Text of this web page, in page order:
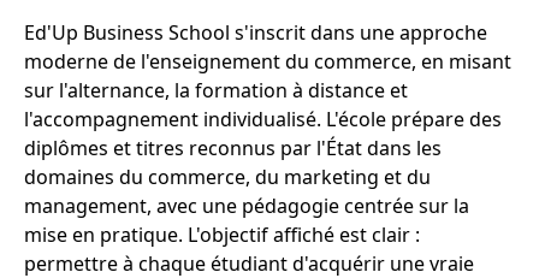
Ed'Up Business School s'inscrit dans une approche
moderne de l'enseignement du commerce, en misant
sur l'alternance, la formation à distance et
l'accompagnement individualisé. L'école prépare des
diplômes et titres reconnus par l'État dans les
domaines du commerce, du marketing et du
management, avec une pédagogie centrée sur la
mise en pratique. L'objectif affiché est clair :
permettre à chaque étudiant d'acquérir une vraie